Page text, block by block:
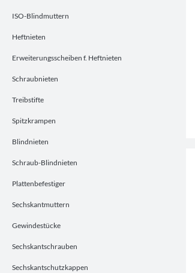
ISO-Blindmuttern
Heftnieten
Erweiterungsscheiben f. Heftnieten
Schraubnieten
Treibstifte
Spitzkrampen
Blindnieten
Schraub-Blindnieten
Plattenbefestiger
Sechskantmuttern
Gewindestücke
Sechskantschrauben
Sechskantschutzkappen